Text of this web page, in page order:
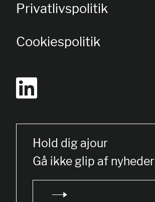
Privatlivspolitik
Cookiespolitik
Hold dig ajour
Gå ikke glip af nyheder